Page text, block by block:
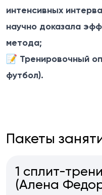
интенсивных
научно доказала
метода;
📝 Тренировочный
футбол).
Пакеты
1 сплит-
(Алена